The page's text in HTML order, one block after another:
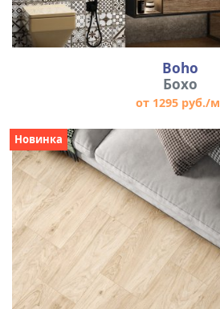
Boho
Бохо
от 1295 руб./
Новинка